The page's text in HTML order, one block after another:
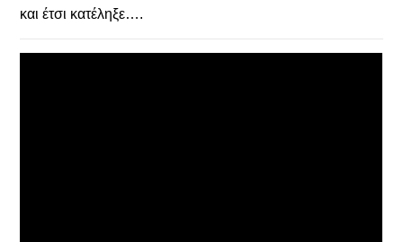
και έτσι κατέληξε….